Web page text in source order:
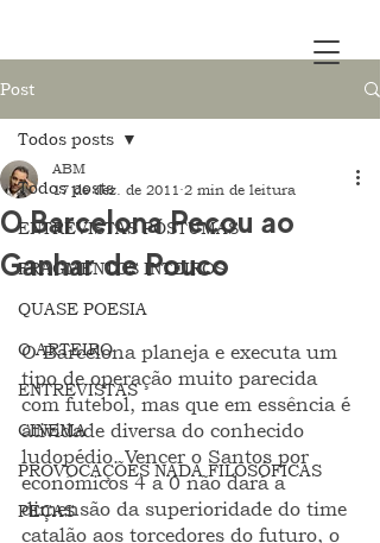
Post
Todos posts
ENTREVISTAS PÓSTUMAS
FRAGMENTOS INTEIROS
QUASE POESIA
O ARTEIRO
ENTREVISTAS
CINEMA
PROVOCAÇÕES NADA FILOSÓFICAS
PEÇAS
Todos posts
O Barcelona Pecou ao
Ganhar de Pouco
ABM
17 de dez. de 2011 2 min de leitura
O Barcelona planeja e executa um
tipo de operação muito parecida
com futebol, mas que em essência é
atividade diversa do conhecido
ludopédio. Vencer o Santos por
econômicos 4 a 0 não dará a
dimensão da superioridade do time
catalão aos torcedores do futuro, o